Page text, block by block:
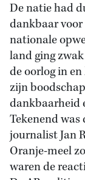
De natie had
dankbaar voor
nationale
land ging
de oorlog in
zijn
dankbaarheid
Tekenend
journalist Jan
Oranje-meel
waren de